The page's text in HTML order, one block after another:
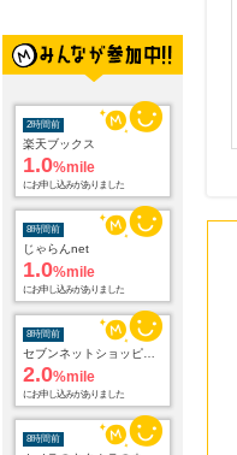
2時間前
楽天ブックス
1.0%mile
にお申し込みがありました
8時間前
じゃらんnet
1.0%mile
にお申し込みがありました
8時間前
2.0%mile
にお申し込みがありました
8時間前